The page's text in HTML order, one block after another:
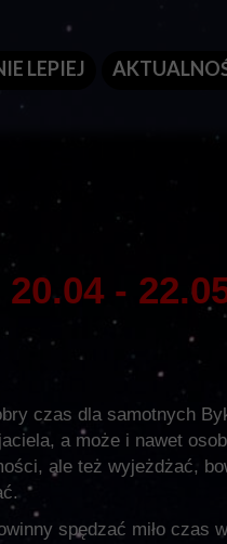
-
czas dla samotnych
a może i nawet
ale też wyjeżdżać,
spędzać miło czas
LEPIEJ